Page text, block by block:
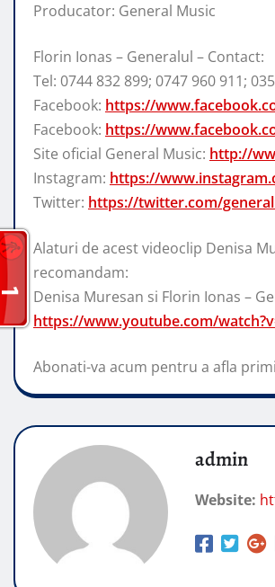
Producator: General Music
Florin Ionas – Generalul – Contact:
Tel: 0744 832 899; 0747 960 911;
Facebook: https://
Facebook: https://
Site oficial General Music: http://
Instagram: https://
Twitter: https://twitter.com/
Alaturi de acest videoclip Denisa
recomandam:
Denisa Muresan si Florin Ionas –
https://www.youtube.com/
Abonati-va acum pentru a afla
admin
Website: